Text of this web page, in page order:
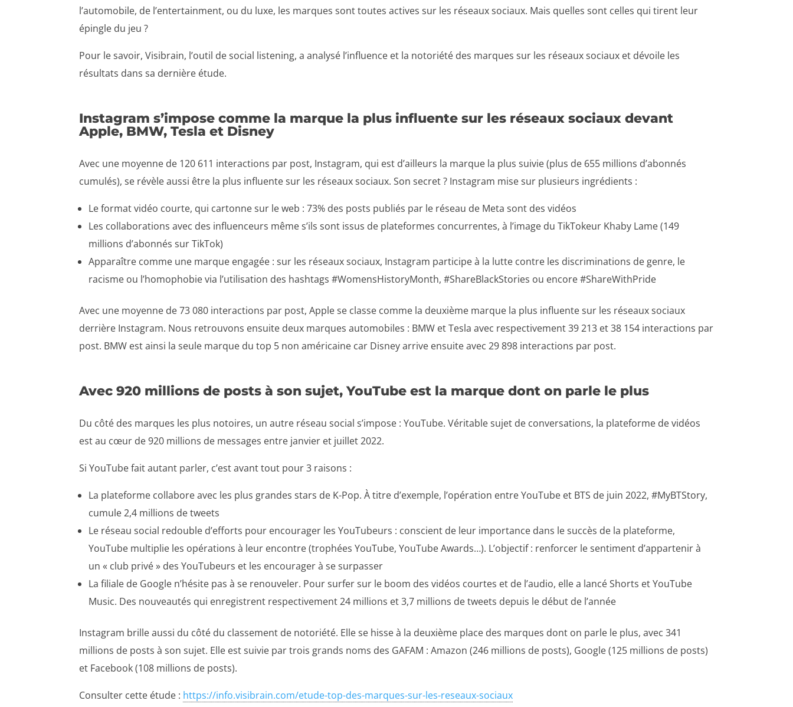
l’automobile, de l’entertainment, ou du luxe, les marques sont toutes actives sur les réseaux sociaux. Mais quelles sont celles qui tirent leur
épingle du jeu ?
Pour le savoir, Visibrain, l’outil de social listening, a analysé l’influence et la notoriété des marques sur les réseaux sociaux et dévoile les
résultats dans sa dernière étude.
Instagram s’impose comme la marque la plus influente sur les réseaux sociaux devant
Apple, BMW, Tesla et Disney
Avec une moyenne de 120 611 interactions par post, Instagram, qui est d’ailleurs la marque la plus suivie (plus de 655 millions d’abonnés
cumulés), se révèle aussi être la plus influente sur les réseaux sociaux. Son secret ? Instagram mise sur plusieurs ingrédients :
Le format vidéo courte, qui cartonne sur le web : 73% des posts publiés par le réseau de Meta sont des vidéos
Les collaborations avec des influenceurs même s’ils sont issus de plateformes concurrentes, à l’image du TikTokeur Khaby Lame (149
millions d’abonnés sur TikTok)
Apparaître comme une marque engagée : sur les réseaux sociaux, Instagram participe à la lutte contre les discriminations de genre, le
racisme ou l’homophobie via l’utilisation des hashtags #WomensHistoryMonth, #ShareBlackStories ou encore #ShareWithPride
Avec une moyenne de 73 080 interactions par post, Apple se classe comme la deuxième marque la plus influente sur les réseaux sociaux
derrière Instagram. Nous retrouvons ensuite deux marques automobiles : BMW et Tesla avec respectivement 39 213 et 38 154 interactions par
post. BMW est ainsi la seule marque du top 5 non américaine car Disney arrive ensuite avec 29 898 interactions par post.
Avec 920 millions de posts à son sujet, YouTube est la marque dont on parle le plus
Du côté des marques les plus notoires, un autre réseau social s’impose : YouTube. Véritable sujet de conversations, la plateforme de vidéos
est au cœur de 920 millions de messages entre janvier et juillet 2022.
Si YouTube fait autant parler, c’est avant tout pour 3 raisons :
La plateforme collabore avec les plus grandes stars de K-Pop. À titre d’exemple, l’opération entre YouTube et BTS de juin 2022, #MyBTStory,
cumule 2,4 millions de tweets
Le réseau social redouble d’efforts pour encourager les YouTubeurs : conscient de leur importance dans le succès de la plateforme,
YouTube multiplie les opérations à leur encontre (trophées YouTube, YouTube Awards…). L’objectif : renforcer le sentiment d’appartenir à
un « club privé » des YouTubeurs et les encourager à se surpasser
La filiale de Google n’hésite pas à se renouveler. Pour surfer sur le boom des vidéos courtes et de l’audio, elle a lancé Shorts et YouTube
Music. Des nouveautés qui enregistrent respectivement 24 millions et 3,7 millions de tweets depuis le début de l’année
Instagram brille aussi du côté du classement de notoriété. Elle se hisse à la deuxième place des marques dont on parle le plus, avec 341
millions de posts à son sujet. Elle est suivie par trois grands noms des GAFAM : Amazon (246 millions de posts), Google (125 millions de posts)
et Facebook (108 millions de posts).
Consulter cette étude : https://info.visibrain.com/etude-top-des-marques-sur-les-reseaux-sociaux